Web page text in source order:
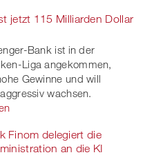
linkedinXing
jetzt 115 Milliarden Dollar
Bank ist in der
Liga angekommen,
Gewinne und will
wachsen.
Finom delegiert die
an die KI